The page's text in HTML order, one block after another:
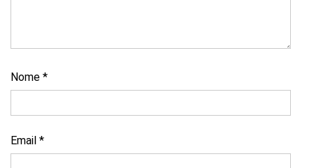
Nome *
Email *